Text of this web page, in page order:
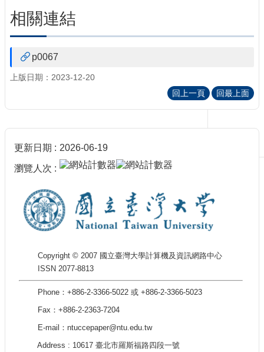
關
於
我
出
物
務
務
相關連結
p0067
上版日期：2023-12-20
回上一頁
回最上面
更新日期 2026-06-19
瀏覽人次
Copyright © 2007 國立臺灣大學計算機及資訊網路中心
ISSN 2077-8813
Phone：+886-2-3366-5022 或 +886-2-3366-5023
Fax：+886-2-2363-7204
E-mail：ntuccepaper@ntu.edu.tw
Address : 10617 臺北市羅斯福路四段一號